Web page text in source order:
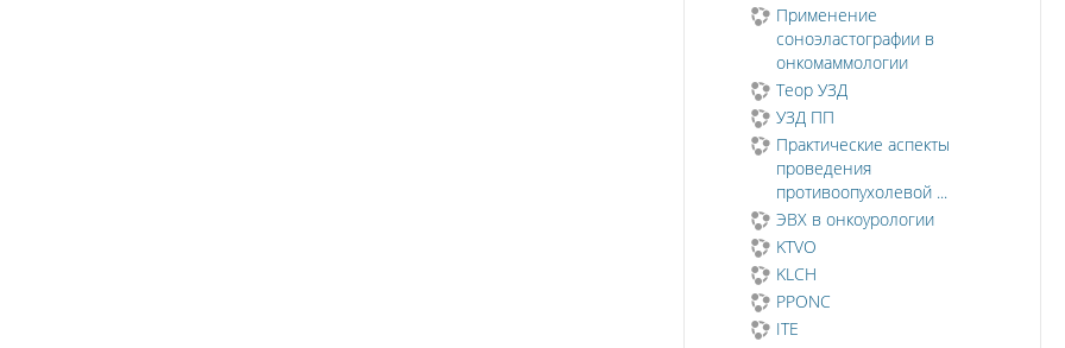
Применение
соноэластографии в
онкомаммологии
Теор УЗД
УЗД ПП
Практические аспекты
проведения
противоопухолевой ...
ЭВХ в онкоурологии
KTVO
KLCH
PPONC
ITE